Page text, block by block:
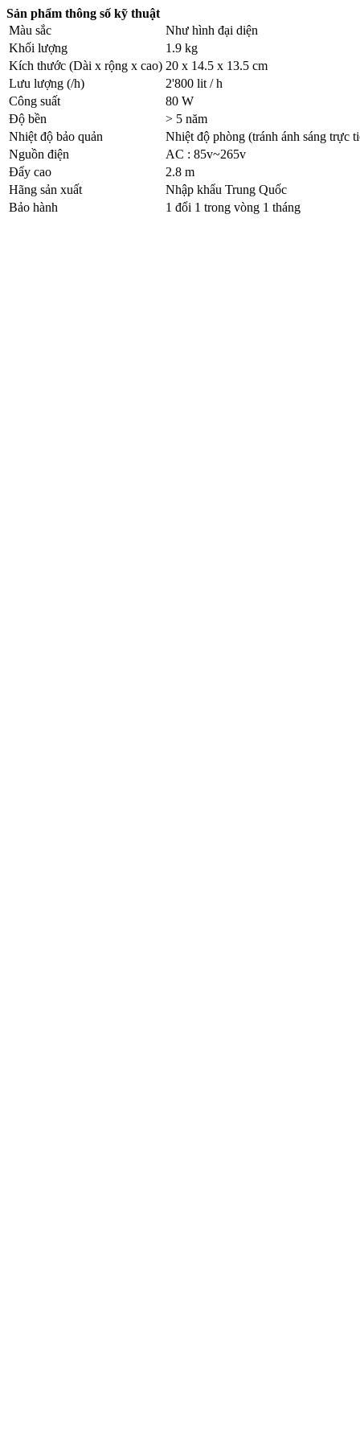
Sản phẩm thông số kỹ thuật
Màu sắc
Như hình đại diện
Khối lượng
1.9 kg
Kích thước (Dài x rộng x cao) 20 x 14.5 x 13.5 cm
Lưu lượng (/h)
2'800 lit / h
Công suất
80 W
Độ bền
> 5 năm
Nhiệt độ bảo quản
Nhiệt độ phòng (tránh ánh sáng trực
Nguồn điện
AC : 85v~265v
Đẩy cao
2.8 m
Hãng sản xuất
Nhập khẩu Trung Quốc
Bảo hành
1 đổi 1 trong vòng 1 tháng